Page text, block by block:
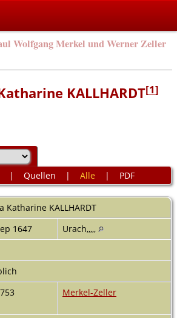
Wolfgang Merkel und Werner Zeller
KALLHARDT[1]
| Quellen | Alle | PDF
Katharine KALLHARDT
1647 Urach,,,,,
Merkel-Zeller